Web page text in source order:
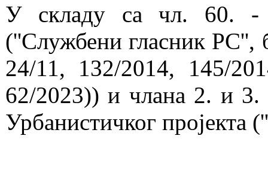
У складу са чл. 60. -
(''Службени гласник РС'',
24/11, 132/2014, 145/
62/2023)) и члана 2. и 3.
Урбанистичког пројекта